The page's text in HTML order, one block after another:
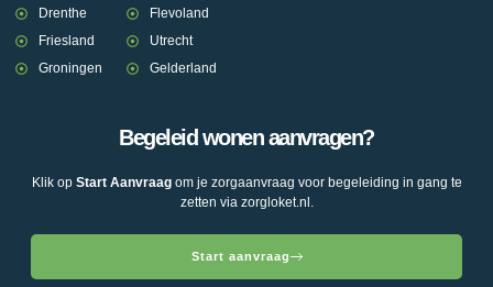
Drenthe
Friesland
Groningen
Flevoland
Utrecht
Gelderland
Begeleid wonen aanvragen?
Klik op Start Aanvraagom je zorgaanvraag voor begeleiding in gang te
zetten via zorgloket.nl.
Start aanvraag